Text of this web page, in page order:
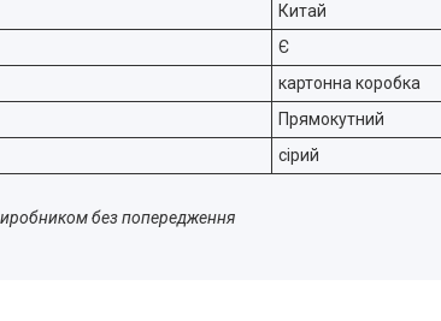
Китай
Є
картонна коробка
Прямокутний
сірий
без попередження